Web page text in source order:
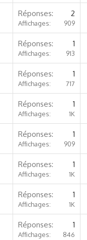
Réponses 2
Affichages 909
Réponses 1
Affichages 913
Réponses 1
Affichages 717
Réponses 1
Affichages 1K
Réponses 1
Affichages 909
Réponses 1
Affichages 1K
Réponses 1
Affichages 1K
Réponses 1
Affichages 846